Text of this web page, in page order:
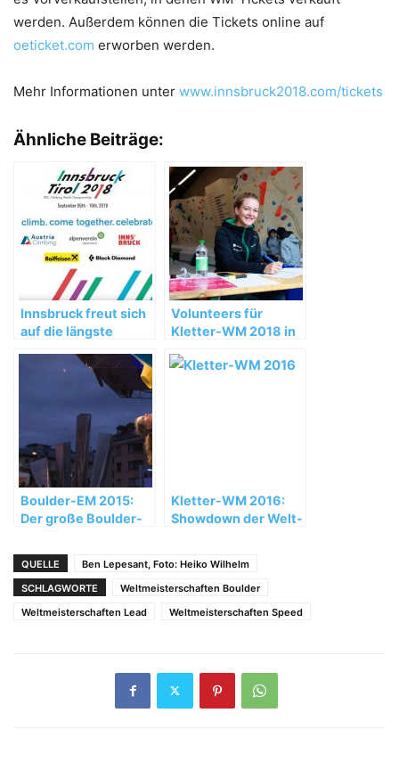
werden. Außerdem können die Tickets online auf
oeticket.com erworben werden.
Mehr Informationen unter www.innsbruck2018.com/tickets
Ähnliche Beiträge:
Innsbruck freut sich
auf die längste
Volunteers für
Kletter-WM 2018 in
Boulder-EM 2015:
Der große Boulder-
Herzen von
Innsbruck
Kletter-WM 2016:
Showdown der Welt-
QUELLE
Ben Lepesant, Foto: Heiko Wilhelm
SCHLAGWORTE
Weltmeisterschaften Boulder
Weltmeisterschaften Lead
Weltmeisterschaften Speed